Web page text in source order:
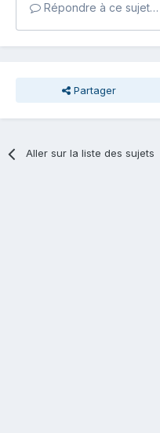
Répondre à ce sujet…
Partager
Aller sur la liste des sujets